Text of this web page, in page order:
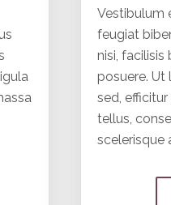
Vestibulum
feugiat
nisi, facilisis
posuere. Ut
sed,
tellus,
scelerisque